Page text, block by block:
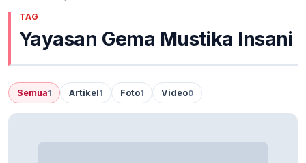
TAG
Yayasan Gema Mustika Insani
Semua1 Artikel1 Foto1 Video0